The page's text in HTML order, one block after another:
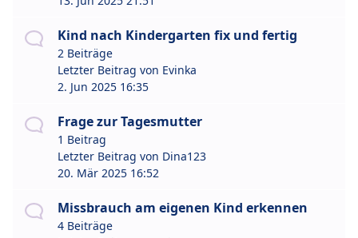
Kind nach Kindergarten fix und fertig
2 Beiträge
Letzter Beitrag von Evinka
2. Jun 2025 16:35
Frage zur Tagesmutter
1 Beitrag
Letzter Beitrag von Dina123
20. Mär 2025 16:52
Missbrauch am eigenen Kind erkennen
4 Beiträge